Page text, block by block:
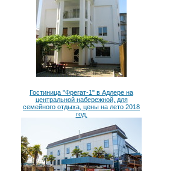
Гостиница "Фрегат-1" в Адлере на
центральной набережной, для
семейного отдыха, цены на лето 2018
год.